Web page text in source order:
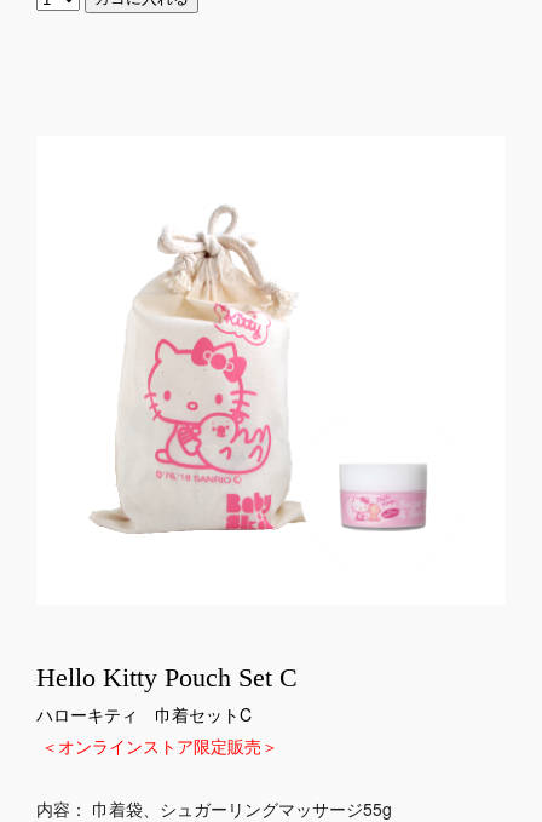
Hello Kitty Pouch Set C
ハローキティ 巾着セットC
＜オンラインストア限定販売＞
内容： 巾着袋、シュガーリングマッサージ55g